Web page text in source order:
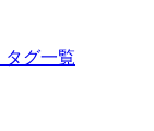
タグ一覧